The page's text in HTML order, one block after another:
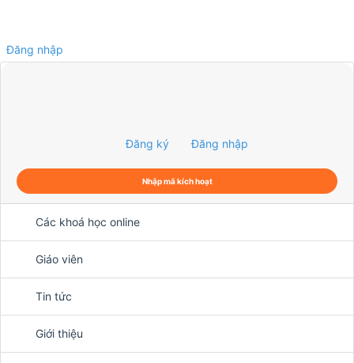
Đăng nhập
Đăng ký Đăng nhập
Nhập mã kích hoạt
Các khoá học online
Giáo viên
Tin tức
Giới thiệu